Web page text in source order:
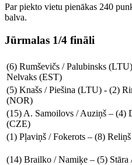
Par piekto vietu pienākas 240
balva.
Jūrmalas 1/4 fināli
(6) Rumševičs / Palubinsks
Nelvaks (EST)
(5) Knašs / Piešina (LTU) - (2)
(NOR)
(15) A. Samoilovs / Auziņš – (4)
(CZE)
(1) Pļaviņš / Fokerots – (8)
(14) Brailko / Namiķe – (5)